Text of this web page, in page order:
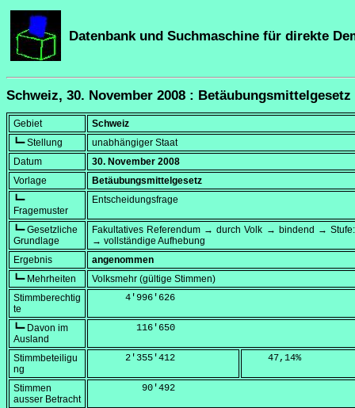
Datenbank und Suchmaschine für direkte
Schweiz, 30. November 2008 : Betäubungsmittelgesetz
Gebiet
Schweiz
┗━ Stellung
unabhängiger Staat
Datum
30. November 2008
Vorlage
Betäubungsmittelgesetz
┗━
Fragemuster
Entscheidungsfrage
┗━ Gesetzliche
Grundlage
Fakultatives Referendum → durch Volk → bindend →
→ vollständige Aufhebung
Ergebnis
angenommen
┗━ Mehrheiten
Volksmehr (gültige Stimmen)
Stimmberechtig
te
      4'996'626
┗━ Davon im
Ausland
        116'650
Stimmbeteiligu
ng
      2'355'412
    47,14
%
Stimmen
ausser Betracht
         90'492